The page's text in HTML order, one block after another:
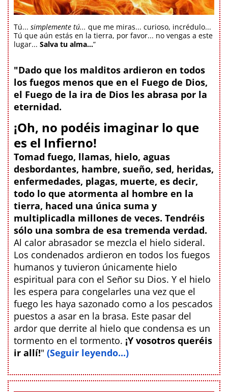
Tú... simplemente tú... que me miras... curioso, incrédulo...
Tú que aún estás en la tierra, por favor... no vengas a este
lugar... Salva tu alma...”
"Dado que los malditos ardieron en todos
los fuegos menos que en el Fuego de Dios,
el Fuego de la ira de Dios les abrasa por la
eternidad.
¡Oh, no podéis imaginar lo que
es el Infierno!
Tomad fuego, llamas, hielo, aguas
desbordantes, hambre, sueño, sed, heridas,
enfermedades, plagas, muerte, es decir,
todo lo que atormenta al hombre en la
tierra, haced una única suma y
multiplicadla millones de veces. Tendréis
sólo una sombra de esa tremenda verdad.
Al calor abrasador se mezcla el hielo sideral.
Los condenados ardieron en todos los fuegos
humanos y tuvieron únicamente hielo
espiritual para con el Señor su Dios. Y el hielo
les espera para congelarles una vez que el
fuego les haya sazonado como a los pescados
puestos a asar en la brasa. Este pasar del
ardor que derrite al hielo que condensa es un
tormento en el tormento. ¡Y vosotros queréis
ir allí!" (Seguir leyendo...)